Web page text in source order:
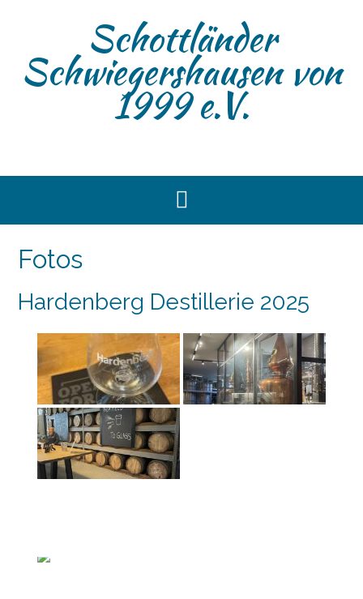
Schottländer
Schwiegershausen von
1999 e.V.
Fotos
Hardenberg Destillerie 2025